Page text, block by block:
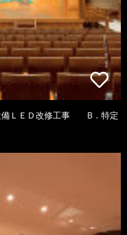
備ＬＥＤ改修工事 B．特定